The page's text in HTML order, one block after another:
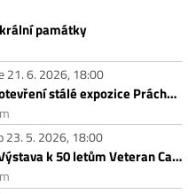
památky
21. 6. 2026, 18:00
Expozice 33 – 33 let od otevření stálé expozice Prácheňského muzea
23. 5. 2026, 18:00
Motocykly minulosti – Výstava k 50 letům Veteran Car Clubu Písek